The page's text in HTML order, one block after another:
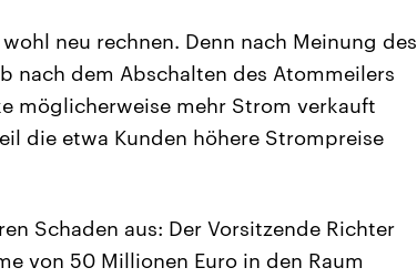
neu rechnen. Denn nach Meinung des
nach dem Abschalten des Atommeilers
möglicherweise mehr Strom verkauft
die etwa Kunden höhere Strompreise
Schaden aus: Der Vorsitzende Richter
von 50 Millionen Euro in den Raum